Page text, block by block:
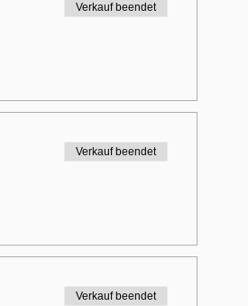
Verkauf beendet
Verkauf beendet
Verkauf beendet